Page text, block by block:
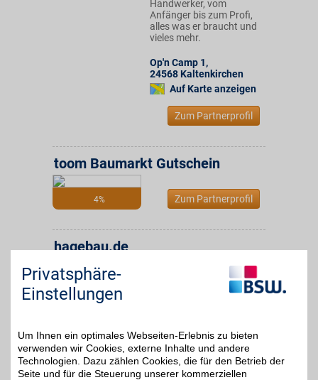
Handwerker, vom
Anfänger bis zum Profi,
alles was er braucht und
vieles mehr.
Op'n Camp 1,
24568 Kaltenkirchen
Auf Karte anzeigen
Zum Partnerprofil
4%
toom Baumarkt Gutschein
Zum Partnerprofil
4%
hagebau.de
Vorteil beim Kauf sparen.
Zum Partnerprofil
Privatsphäre-
Einstellungen
Um Ihnen ein optimales Webseiten-Erlebnis zu bieten
verwenden wir Cookies, externe Inhalte und andere
Technologien. Dazu zählen Cookies, die für den Betrieb der
Seite und für die Steuerung unserer kommerziellen